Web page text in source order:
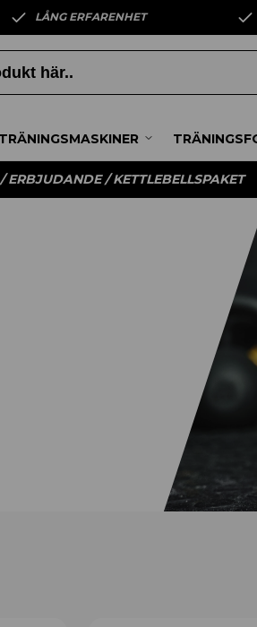
LÅNG ERFARENHET
TRÄNINGSMASKINER
ERBJUDANDE/ KETTLEBELLSPAKET